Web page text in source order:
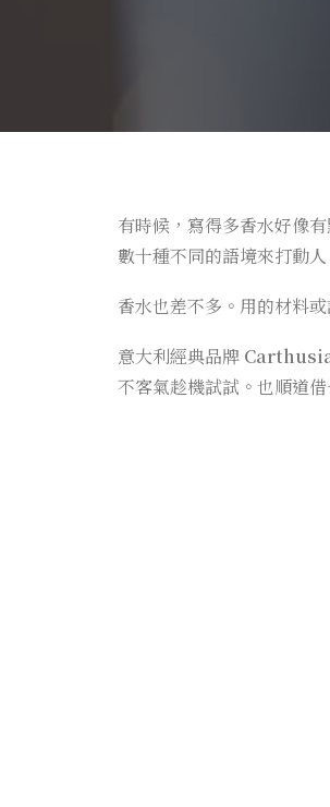
有時候，寫得多香水好像
數十種不同的語境來打動人
香水也差不多。用的材料
意大利經典品牌
不客氣趁機試試。也順道